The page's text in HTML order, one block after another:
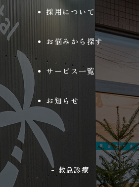
採用について
お悩みから探す
サービス一覧
お知らせ
救急診療